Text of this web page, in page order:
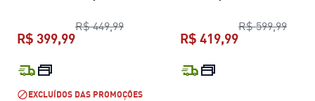
R$ 449,99preço original R$ 449,99
R$ 399,99
preço atual R$ 399,99
EXCLUÍDOS DAS PROMOÇÕES
R$ 599,99
R$ 419,99